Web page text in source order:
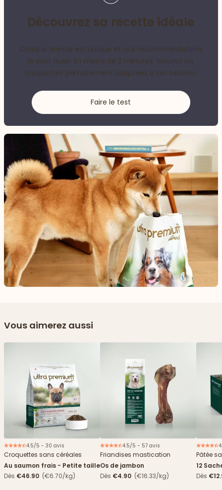
Découvrez sa recette idéale
Chaque animal est unique et nos recommandations
le sont aussi. En moins de 2 minutes, trouvez les
croquettes parfaitement adaptées à ses besoins.
Faire le test
Vous aimerez aussi
4.5/5 - 30 avis
Croquettes sans céréales
Au saumon frais - Petite taille
Dès €46.90 (€6.70/kg)
4.5/5 - 57 avis
Friandises mastication
Os de jambon
Dès €4.90 (€16.33/kg)
Pâtée
12
Dès